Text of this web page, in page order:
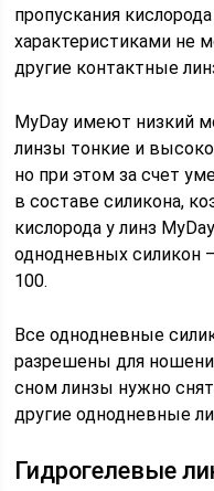
пропускания
характеристиками не
другие контактные
MyDay имеют низкий
линзы тонкие и
но при этом за счет
в составе силикона,
кислорода у линз
однодневных силикон
100.
Все однодневные
разрешены для
сном линзы нужно
другие однодневные
Гидрогелевые